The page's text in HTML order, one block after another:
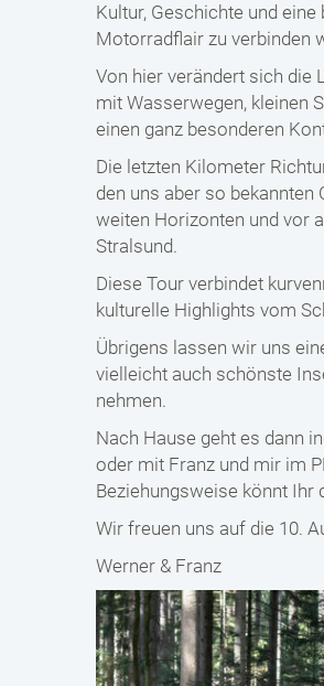
Kultur, Geschichte und
Motorradflair zu verbinden
Von hier verändert sich die
mit Wasserwegen, kleinen
einen ganz besonderen
Die letzten Kilometer
den uns aber so bekannten
weiten Horizonten und vor
Stralsund.
Diese Tour verbindet
kulturelle Highlights vom
Übrigens lassen wir uns
vielleicht auch schönste
nehmen.
Nach Hause geht es dann
oder mit Franz und mir im
Beziehungsweise könnt Ihr
Wir freuen uns auf die 10.
Werner & Franz